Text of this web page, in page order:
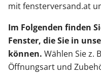
mit fensterversand.at
Im Folgenden finden
Fenster, die Sie in
können. Wählen Sie z.
Öffnungsart und